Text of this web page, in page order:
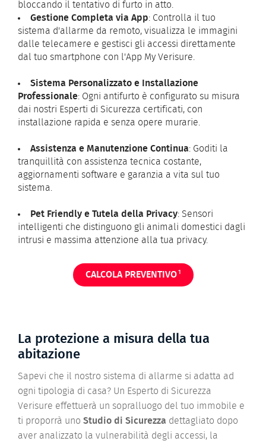
bloccando il tentativo di furto in atto.
Gestione Completa via App: Controlla il tuo
sistema d'allarme da remoto, visualizza le immagini
dalle telecamere e gestisci gli accessi direttamente
dal tuo smartphone con l'App My Verisure.
Sistema Personalizzato e Installazione
Professionale: Ogni antifurto è configurato su misura
dai nostri Esperti di Sicurezza certificati, con
installazione rapida e senza opere murarie.
Assistenza e Manutenzione Continua: Goditi la
tranquillità con assistenza tecnica costante,
aggiornamenti software e garanzia a vita sul tuo
sistema.
Pet Friendly e Tutela della Privacy: Sensori
intelligenti che distinguono gli animali domestici dagli
intrusi e massima attenzione alla tua privacy.
CALCOLA PREVENTIVO 1
La protezione a misura della tua
abitazione
Sapevi che il nostro sistema di allarme si adatta ad
ogni tipologia di casa? Un Esperto di Sicurezza
Verisure effettuerà un sopralluogo del tuo immobile e
ti proporrà uno Studio di Sicurezza dettagliato dopo
aver analizzato la vulnerabilità degli accessi, la